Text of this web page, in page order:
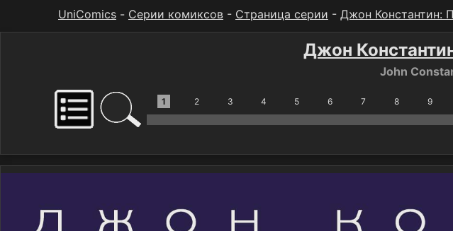
UniComics - Серии комиксов - Страница серии - Джон Константин:
Джон
John
1 2 3 4 5 6 7 8 9